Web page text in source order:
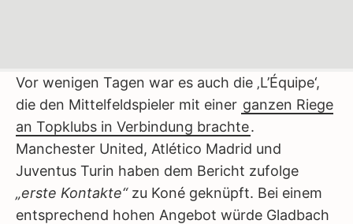
Vor wenigen Tagen war es auch die ‚L’Équipe‘,
die den Mittelfeldspieler mit einer ganzen Riege
an Topklubs in Verbindung brachte.
Manchester United, Atlético Madrid und
Juventus Turin haben dem Bericht zufolge
„erste Kontakte“zu Koné geknüpft. Bei einem
entsprechend hohen Angebot würde Gladbach